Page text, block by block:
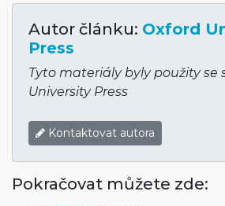
Autor článku: Oxford
Press
Tyto materiály byly použity se
University Press
Kontaktovat autora
Pokračovat můžete zde: